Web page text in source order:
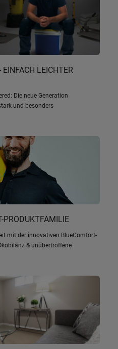
EINFACH LEICHTER
Die neue Generation
und besonders
PRODUKTFAMILIE
mit der innovativen BlueComfort-
& unübertroffene